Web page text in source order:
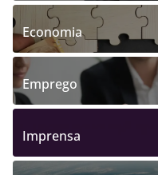
Economia
Emprego
Imprensa